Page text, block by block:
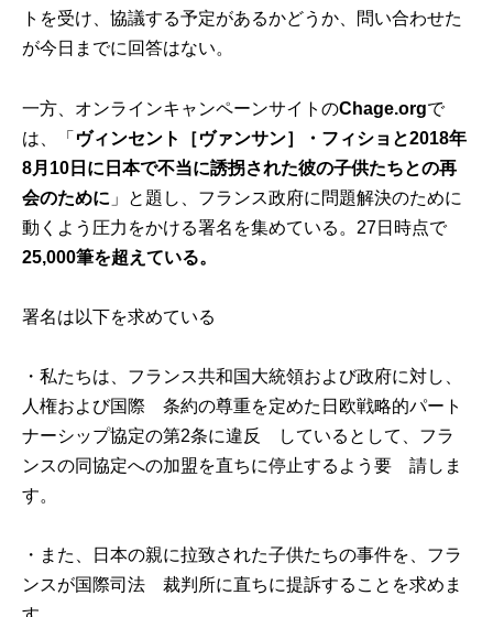
トを受け、協議する予定があるかどうか、問い合わせた
が今日までに回答はない。
一方、オンラインキャンペーンサイトのChage.orgで
は、「 ヴィンセント［ヴァンサン］・フィショと2018年
8月10日に日本で不当に誘拐された彼の子供たちとの再
会のために 」と題し、フランス政府に問題解決のために
動くよう圧力をかける署名を集めている。27日時点で
25,000筆を超えている。
署名は以下を求めている
・私たちは、フランス共和国大統領および政府に対し、
人権および国際 条約の尊重を定めた日欧戦略的パート
ナーシップ協定の第2条に違反 しているとして、フラ
ンスの同協定への加盟を直ちに停止するよう要 請しま
す。
・また、日本の親に拉致された子供たちの事件を、フラ
ンスが国際司法 裁判所に直ちに提訴することを求めま